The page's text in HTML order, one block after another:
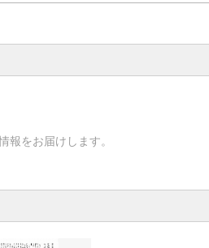
をお届けします。